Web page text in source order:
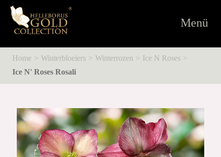
Toggle
Menü
Home Winterbloeiers Winterrozen
Ice N Roses
Ice N' Roses Rosali